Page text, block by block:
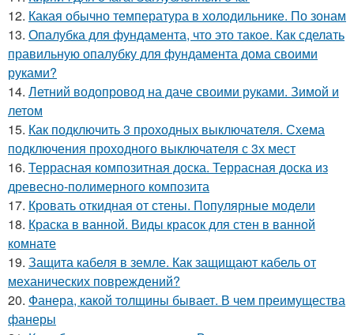
12. Какая обычно температура в холодильнике. По зонам
13. Опалубка для фундамента, что это такое. Как сделать
правильную опалубку для фундамента дома своими
руками?
14. Летний водопровод на даче своими руками. Зимой и
летом
15. Как подключить 3 проходных выключателя. Схема
подключения проходного выключателя с 3х мест
16. Террасная композитная доска. Террасная доска из
древесно-полимерного композита
17. Кровать откидная от стены. Популярные модели
18. Краска в ванной. Виды красок для стен в ванной
комнате
19. Защита кабеля в земле. Как защищают кабель от
механических повреждений?
20. Фанера, какой толщины бывает. В чем преимущества
фанеры